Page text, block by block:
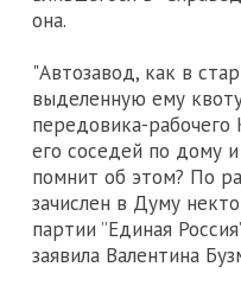
она.
"Автозавод, как в
выделенную ему
передовика-
его соседей по дому
помнит об этом? По
зачислен в Думу
партии ”Единая
заявила Валентина